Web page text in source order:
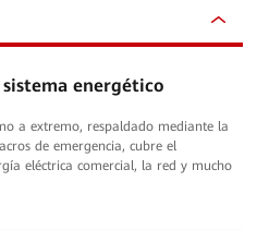
energético
a extremo, respaldado mediante la
de emergencia, cubre el
eléctrica comercial, la red y mucho